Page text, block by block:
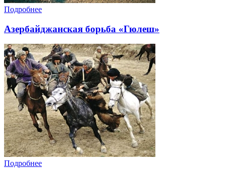
Подробнее
Азербайджанская борьба «Гюлеш»
Подробнее